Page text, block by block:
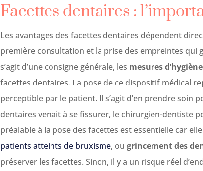
Facettes dentaires :
Les avantages des facettes dentaires dépendent
première consultation et la prise des empreintes qui
s’agit d’une consigne générale, les mesures
facettes dentaires. La pose de ce dispositif médical
perceptible par le patient. Il s’agit d’en prendre soin
dentaires venait à se fissurer, le chirurgien-dentiste
préalable à la pose des facettes est essentielle car
patients atteints de bruxisme, ou grincement des
préserver les facettes. Sinon, il y a un risque réel